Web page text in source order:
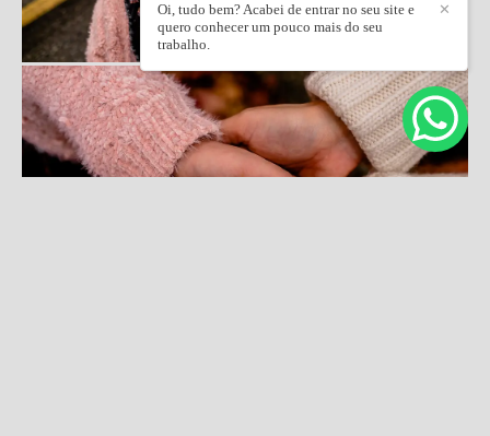
✕
Oi, tudo bem? Acabei de entrar no seu site e
quero conhecer um pouco mais do seu
trabalho.